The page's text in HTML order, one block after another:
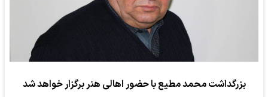
بزرگداشت محمد مطیع با حضور اهالی هنر برگزار خواهد شد